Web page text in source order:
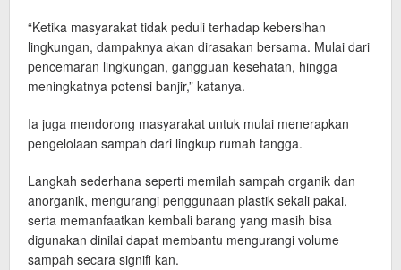
“Ketika masyarakat tidak peduli terhadap kebersihan
lingkungan, dampaknya akan dirasakan bersama. Mulai dari
pencemaran lingkungan, gangguan kesehatan, hingga
meningkatnya potensi banjir,” katanya.
Ia juga mendorong masyarakat untuk mulai menerapkan
pengelolaan sampah dari lingkup rumah tangga.
Langkah sederhana seperti memilah sampah organik dan
anorganik, mengurangi penggunaan plastik sekali pakai,
serta memanfaatkan kembali barang yang masih bisa
digunakan dinilai dapat membantu mengurangi volume
sampah secara signifi kan.